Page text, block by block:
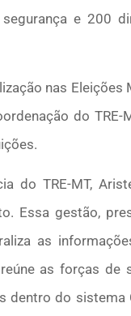
e 200
nas
do
do TRE-MT,
Essa gestão,
as
as forças de
do sistema